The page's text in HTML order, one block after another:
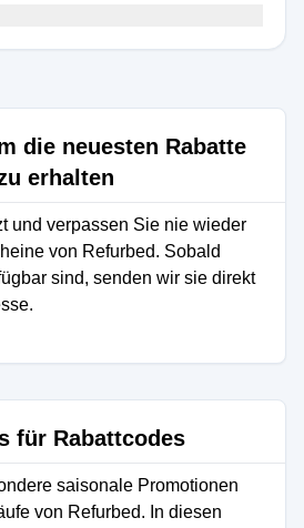
die neuesten Rabatte
erhalten
und verpassen Sie nie wieder
von Refurbed. Sobald
sind, senden wir sie direkt
für Rabattcodes
saisonale Promotionen
von Refurbed. In diesen